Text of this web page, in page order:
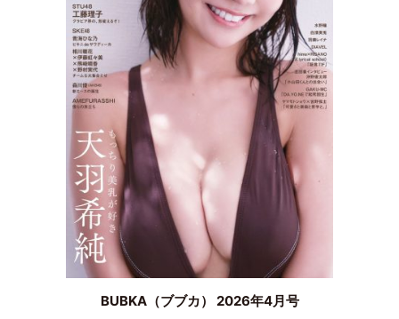
BUBKA（ブブカ） 2026年4月号